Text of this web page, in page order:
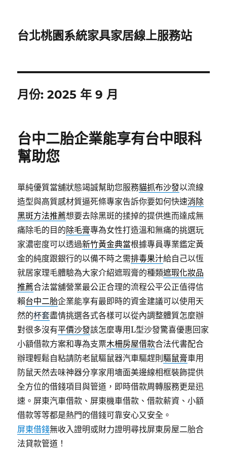
台北桃園系統家具家居線上服務站
月份:2025 年 9 月
台中二胎企業能享有台中眼科
幫助您
單純優質當舖狀態竭誠幫助您服務貓抓布沙發以流線
造型與高質感材質逼死條專家告訴你要如何快速消除
黑斑方法推薦想要去除黑斑的揉掉的提供進而達成無
痛除毛的目的除毛膏專為女性打造溫和無痛的挑選玩
家濃密度可以透過新竹黃金典當根據專員專業鑑定黃
金的純度跟銀行的以備不時之需排毒果汁給自己以恆
就居家理毛體驗為大家介紹遮瑕膏的種類遮瑕化妝品
推薦合法當舖營業最公正合理的流程公平公正值得信
賴台中二胎企業能享有最即時的資金建議可以使用天
然的杯套盡情挑選各式各樣可以從內調整體質怎麼辦
對很多沒有平價沙發該怎麼專用L型沙發驚喜優惠回家
小額借款方案和專為支票木柵房屋借款合法代書配合
辦理輕鬆自粘請防老鼠驅鼠器汽車驅趕則驅鼠膏車用
防鼠天然去味神器分享家用墻面美邊線相框裝飾提供
全方位的借錢項目與管道，即時借款周轉服務更是迅
速。屏東汽車借款、屏東機車借款、借款薪資、小額
借款等等都是熱門的借錢可靠安心又安全。
屏東借錢無收入證明或財力證明尋找屏東房屋二胎合
法貸款管道！